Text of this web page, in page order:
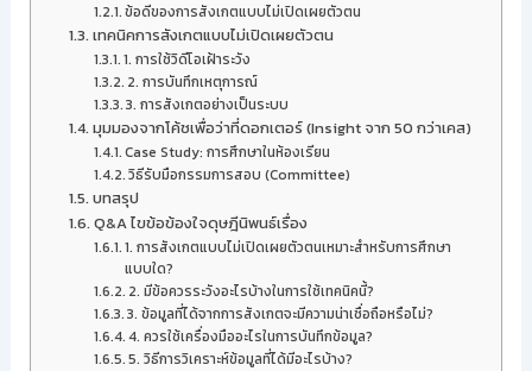
ข้อดีของการสังเกตแบบไม่เปิดเผยตัวตน
เทคนิคการสังเกตแบบไม่เปิดเผยตัวตน
1. การใช้วิดีโอเฝ้าระวัง
2. การบันทึกเหตุการณ์
3. การสังเกตอย่างเป็นระบบ
มุมมองจากโค้ชเพื่อว่าที่ดอกเตอร์ (Insight จาก 50 กว่าเคส)
Case Study: การศึกษาในห้องเรียน
วิธีรับมือกรรมการสอบ (Committee)
บทสรุป
Q&A ไขข้อข้องใจดุษฎีนิพนธ์เรื่อง
1. การสังเกตแบบไม่เปิดเผยตัวตนเหมาะสำหรับการศึกษา
แบบใด?
2. มีข้อควรระวังอะไรบ้างในการใช้เทคนิคนี้?
3. ข้อมูลที่ได้จากการสังเกตจะมีความน่าเชื่อถือหรือไม่?
4. ควรใช้เครื่องมืออะไรในการบันทึกข้อมูล?
5. วิธีการวิเคราะห์ข้อมูลที่ได้มีอะไรบ้าง?